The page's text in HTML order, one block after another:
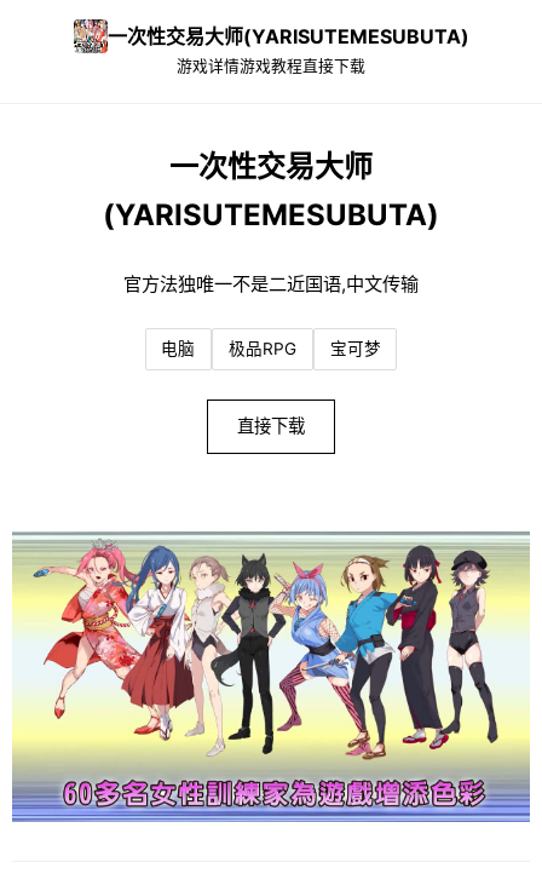
一次性交易大师(YARISUTEMESUBUTA)
游戏详情游戏教程直接下载
一次性交易大师
(YARISUTEMESUBUTA)
官方法独唯一不是二近国语,中文传输
电脑 极品RPG 宝可梦
直接下载